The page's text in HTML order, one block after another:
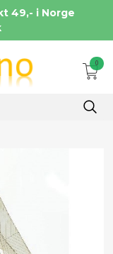
49,- i Norge
0